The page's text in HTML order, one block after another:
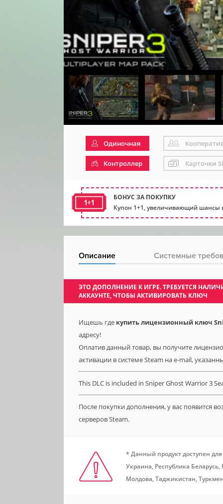
Одиночная
Контроллер Карточки
1+1
БОНУС ЗА ПОКУПКУ
Купон 1+1, увеличивающий шансы
Описание Системные
ЭТО ДОПОЛНЕНИЕ К ИГРЕ. ТРЕБУЕТСЯ
АККАУНТЕ, ЧТОБЫ АКТИВИРОВАТЬ КЛЮЧ
Ищешь где купить лицензионный ключ
адресу!
Оплатив данный товар, вы получите
активации в системе Steam на e-mail,
This DLC is included in Sniper Ghost Warrior 3
После покупки дополнения, у вас появится
серверов Steam.
* Данный продукт доступен
Украина, Республика
Молдова, Таджикистан,